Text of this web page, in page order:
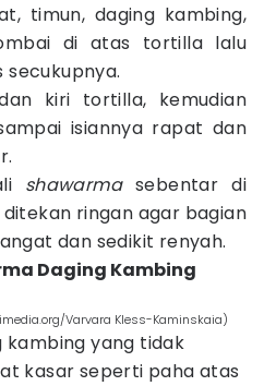
timun, daging kambing,
di atas tortilla lalu
secukupnya.
kiri tortilla, kemudian
isiannya rapat dan
shawarmasebentar di
ringan agar bagian
dan sedikit renyah.
Daging Kambing
Varvara Kless-Kaminskaia)
kambing yang tidak
kasar seperti paha atas